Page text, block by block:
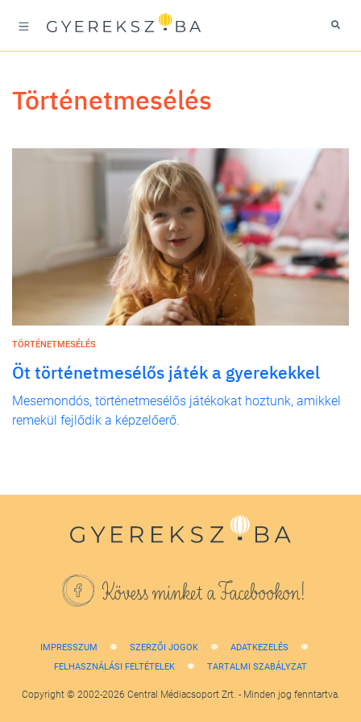
történetmesélés
TÖRTÉNETMESÉLÉS
Öt történetmesélős játék a gyerekekkel
Mesemondós, történetmesélős játékokat hoztunk, amikkel
remekül fejlődik a képzelőerő.
Kövess minket a Facebookon!
IMPRESSZUM SZERZŐI JOGOK
ADATKEZELÉS
FELHASZNÁLÁSI FELTÉTELEK
TARTALMI SZABÁLYZAT
Copyright © 2002-2026 Central Médiacsoport Zrt. - Minden jog fenntartva.